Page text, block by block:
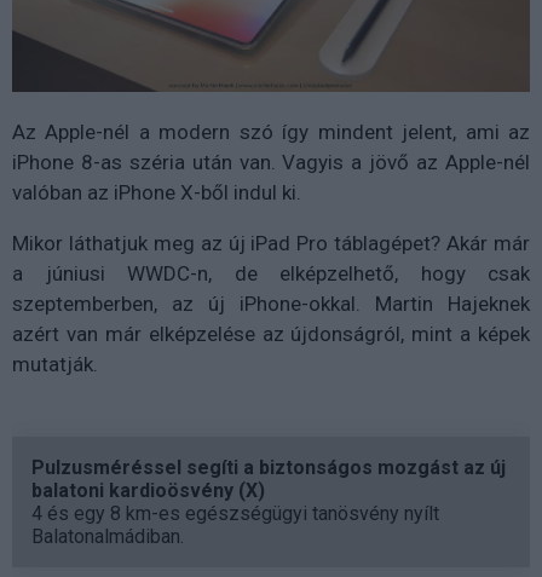
Az Apple-nél a modern szó így mindent jelent, ami az
iPhone 8-as széria után van. Vagyis a jövő az Apple-nél
valóban az iPhone X-ből indul ki.
Mikor láthatjuk meg az új iPad Pro táblagépet? Akár már
a júniusi WWDC-n, de elképzelhető, hogy csak
szeptemberben, az új iPhone-okkal. Martin Hajeknek
azért van már elképzelése az újdonságról, mint a képek
mutatják.
Pulzusméréssel segíti a biztonságos mozgást az új
balatoni kardioösvény (X)
4 és egy 8 km-es egészségügyi tanösvény nyílt
Balatonalmádiban.